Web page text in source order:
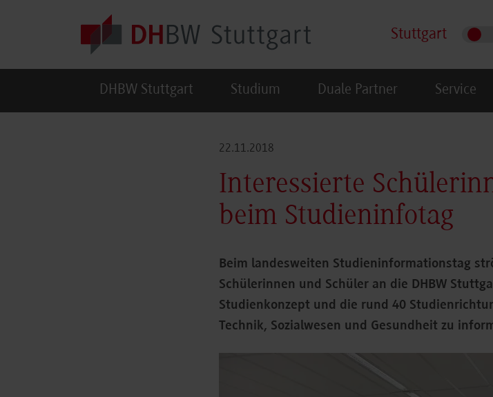
Stuttgart
DHBW Stuttgart Studium Duale Partner Service
22.11.2018
Interessierte
beim Studieninfotag
Beim landesweiten Studieninformationstag
Schülerinnen und Schüler an die DHBW
Studienkonzept und die rund 40
Technik, Sozialwesen und Gesundheit zu